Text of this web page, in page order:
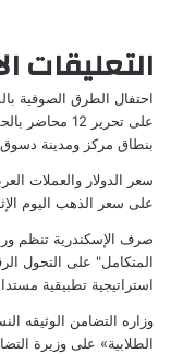
التعليقات
احتفال الطرق الصوفية
على
تحرير 12
بنطاق مركز ومدينة دسوق
سعر الدولار والعملات العربية
على سعر الذهب اليوم الإثنين 16سبتمبر
صرف الإسكندرية تنظم
المتكامل" على التحول
استراتيجية تطبيقية
وزاره التضامن الوثيقه
الطلابية» علىوزيرة